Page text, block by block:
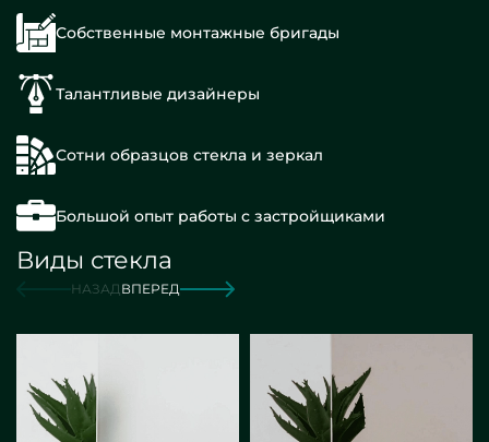
Собственные монтажные бригады
Талантливые дизайнеры
Сотни образцов стекла и зеркал
Большой опыт работы с застройщиками
Виды стекла
НАЗАДВПЕРЕД